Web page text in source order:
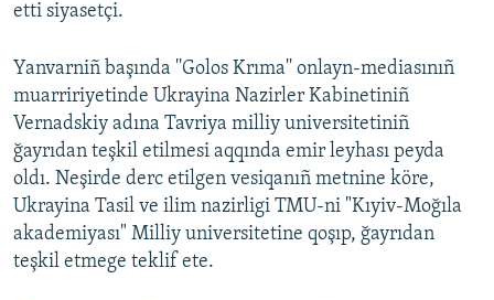
etti siyasetçi.
Yanvarniñ başında ''Golos Krıma'' onlayn-mediasınıñ
muarririyetinde Ukrayina Nazirler Kabinetiniñ
Vernadskiy adına Tavriya milliy universitetiniñ
ğayrıdan teşkil etilmesi aqqında emir leyhası peyda
oldı. Neşirde derc etilgen vesiqanıñ metnine köre,
Ukrayina Tasil ve ilim nazirligi TMU-ni "Kıyiv-Moğıla
akademiyası" Milliy universitetine qoşıp, ğayrıdan
teşkil etmege teklif ete.